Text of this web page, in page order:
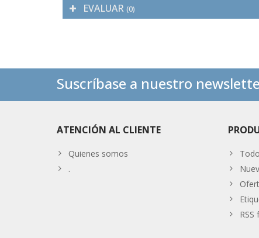
EVALUAR (0)
Suscríbase a nuestro
ATENCIÓN AL CLIENTE
Quienes somos
.
RSS